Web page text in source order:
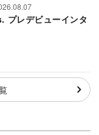
レデビューインタ